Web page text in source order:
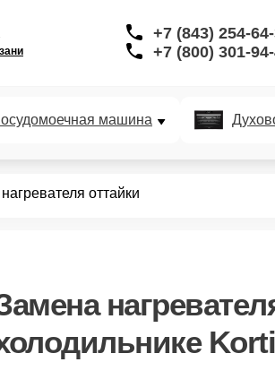
+7 (843) 254-
+7 (800) 301-
машина
оттайки